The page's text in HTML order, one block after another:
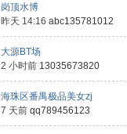
岗顶水博
昨天 14:16 abc135781012
大源BT场
2 小时前 13035673820
海珠区番禺极品美女zj
7 天前 qq789456123